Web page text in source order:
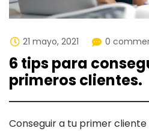
21 mayo, 2021 0
6 tips para
primeros clientes.
Conseguir a tu primer